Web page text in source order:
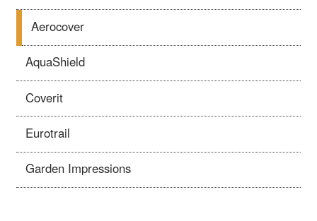
Aerocover
AquaShield
Coverit
Eurotrail
Garden Impressions